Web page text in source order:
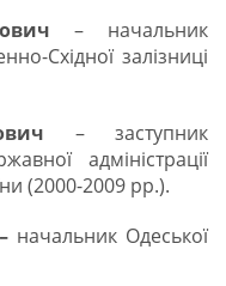
– начальник
Східної залізниці
– заступник
адміністрації
(2000-2009 рр.).
– начальник Одеської